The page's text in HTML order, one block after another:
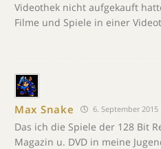
Videothek nicht aufgekauft
Filme und Spiele in einer
Max Snake 6. September 2015
Das ich die Spiele der 128 Bit
Magazin u. DVD in meine